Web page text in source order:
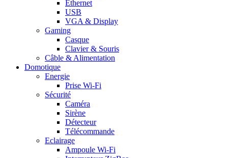
Ethernet
USB
VGA & Display
Gaming
Casque
Clavier & Souris
Câble & Alimentation
Domotique
Energie
Prise Wi-Fi
Sécurité
Caméra
Sirène
Détecteur
Télécommande
Eclairage
Ampoule Wi-Fi